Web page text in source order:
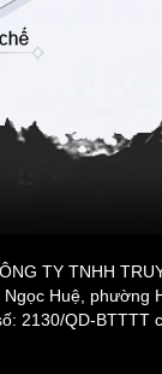
TY TNHH
Huệ, phường
2130/QD-BTTTT